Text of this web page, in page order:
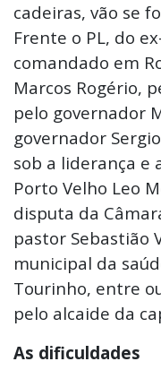
cadeiras, vão se
Frente o PL, do
comandado em
Marcos Rogério,
pelo governador
governador
sob a liderança e
Porto Velho Leo
disputa da
pastor Sebastião
municipal da
Tourinho, entre
pelo alcaide da
As dificuldades